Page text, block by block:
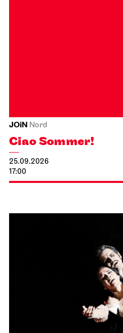
JOiN Nord
Ciao Sommer!
25.09.2026
17:00